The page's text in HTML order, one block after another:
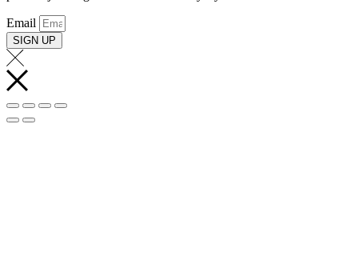
Email
SIGN UP